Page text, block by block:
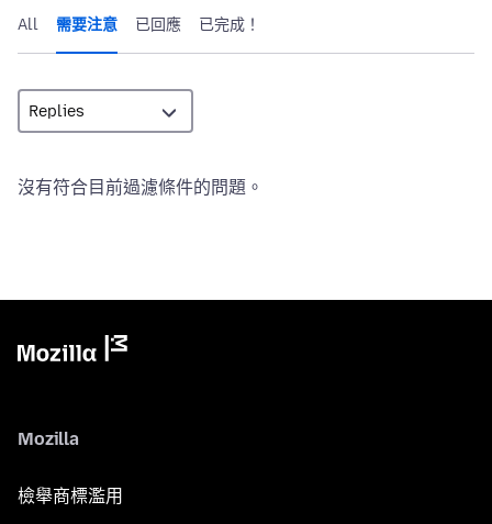
All 需要注意 已回應 已完成！
沒有符合目前過濾條件的問題。
Mozilla
檢舉商標濫用